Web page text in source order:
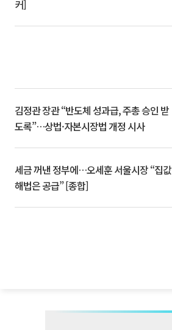
커]
김정관 장관 “반도체 성과급, 주총 승인 받
도록”…상법·자본시장법 개정 시사
세금 꺼낸 정부에…오세훈 서울시장 “집값
해법은 공급” [종합]